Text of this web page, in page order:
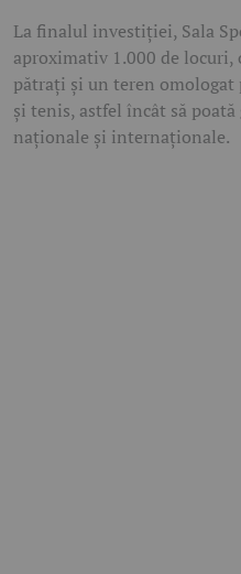
La finalul investiției, Sala
aproximativ 1.000 de locuri,
pătrați și un teren omologat
și tenis, astfel încât să
naționale și internaționale.